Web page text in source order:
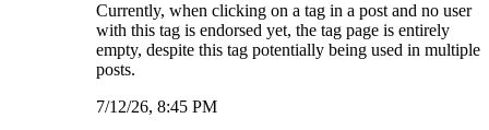
Currently, when clicking on a tag in a post and no user
with this tag is endorsed yet, the tag page is entirely
empty, despite this tag potentially being used in multiple
posts.
7/12/26, 8:45 PM